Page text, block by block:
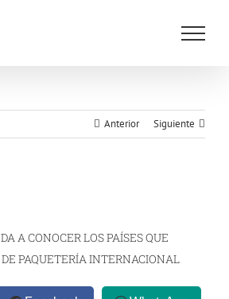
Anterior Siguiente
A CONOCER LOS PAÍSES QUE
PAQUETERÍA INTERNACIONAL